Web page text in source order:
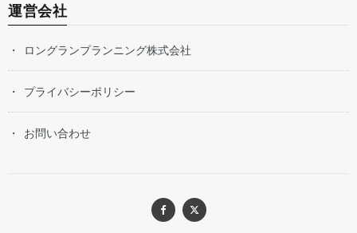
運営会社
ロングランプランニング株式会社
プライバシーポリシー
お問い合わせ